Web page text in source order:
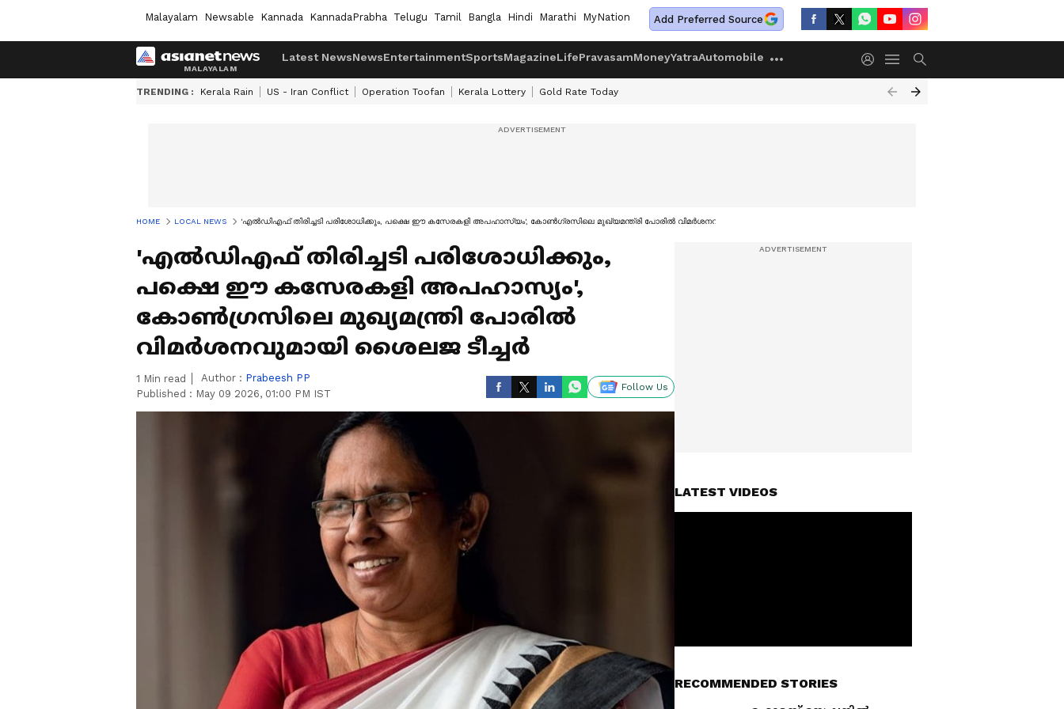
Malayalam Newsable Kannada KannadaPrabha Telugu Tamil Bangla Hindi Marathi MyNation Add Preferred Source
Latest NewsNewsEntertainmentSportsMagazineLifePravasamMoneyYatraAutomobile
TRENDING : Kerala Rain US - Iran Conflict Operation Toofan Kerala Lottery Gold Rate Today
HOME LOCAL NEWS 'എൽഡിഎഫ് തിരിച്ചടി പരിശോധിക്കും, പക്ഷെ ഈ കസേരകളി അപഹാസ്യം', കോൺഗ്രസിലെ മുഖ്യമന്ത്രി പോരിൽ വിമർശനവുമായി ശൈലജ ടീച്ചർ
'എൽഡിഎഫ് തിരിച്ചടി പരിശോധിക്കും,
പക്ഷെ ഈ കസേരകളി അപഹാസ്യം',
കോൺഗ്രസിലെ മുഖ്യമന്ത്രി പോരിൽ
വിമർശനവുമായി ശൈലജ ടീച്ചർ
1 Min read Author : Prabeesh PP
Published : May 09 2026, 01:00 PM IST
Follow Us
LATEST VIDEOS
RECOMMENDED STORIES